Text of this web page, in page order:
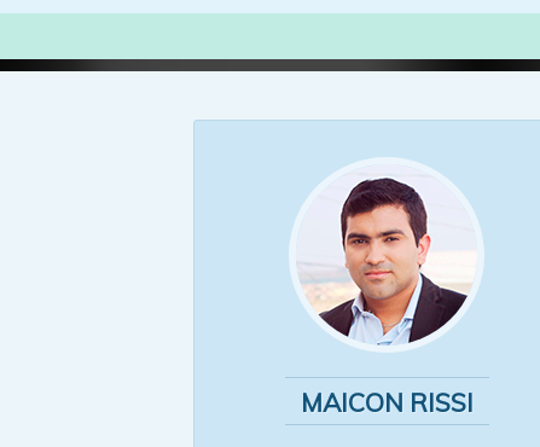
MAICON RISSI